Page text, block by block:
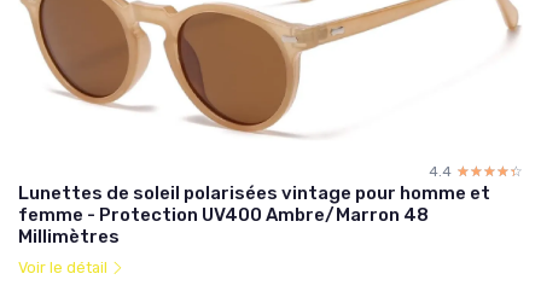
4.4 ☆☆☆☆☆
★★★★★
Lunettes de soleil polarisées vintage pour homme et
femme - Protection UV400 Ambre/Marron 48
Millimètres
Voir le détail